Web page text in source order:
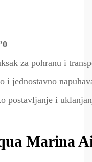
za pohranu i
i jednostavno
postavljanje i
Marina